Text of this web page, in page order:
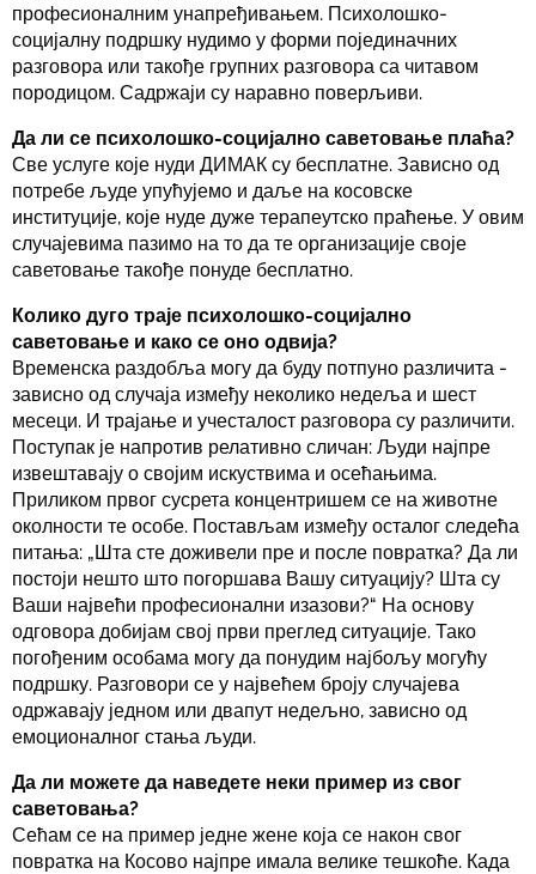
професионалним унапређивањем. Психолошко-
социјалну подршку нудимо у форми појединачних
разговора или такође групних разговора са читавом
породицом. Садржаји су наравно поверљиви.
Да ли се психолошко-социјално саветовање плаћа?
Све услуге које нуди ДИМАК су бесплатне. Зависно од
потребе људе упућујемо и даље на косовске
институције, које нуде дуже терапеутско праћење. У овим
случајевима пазимо на то да те организације своје
саветовање такође понуде бесплатно.
Колико дуго траје психолошко-социјално
саветовање и како се оно одвија?
Временска раздобља могу да буду потпуно различита -
зависно од случаја између неколико недеља и шест
месеци. И трајање и учесталост разговора су различити.
Поступак је напротив релативно сличан: Људи најпре
извештавају о својим искуствима и осећањима.
Приликом првог сусрета концентришем се на животне
околности те особе. Постављам између осталог следећа
питања: „Шта сте доживели пре и после повратка? Да ли
постоји нешто што погоршава Вашу ситуацију? Шта су
Ваши највећи професионални изазови?“ На основу
одговора добијам свој први преглед ситуације. Тако
погођеним особама могу да понудим најбољу могућу
подршку. Разговори се у највећем броју случајева
одржавају једном или двапут недељно, зависно од
емоционалног стања људи.
Да ли можете да наведете неки пример из свог
саветовања?
Сећам се на пример једне жене која се након свог
повратка на Косово најпре имала велике тешкоће. Када